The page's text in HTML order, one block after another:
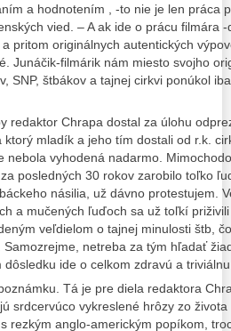
a hodnotením , -to nie je len práca
vied. – A ak ide o prácu filmára
pritom originálnych autentických
Junáčik-filmárik nám miesto svojho
SNP, štbákov a tajnej cirkvi ponúkol
redaktor Chrapa dostal za úlohu
ktorý mladík a jeho tím dostali od r.k.
nebola vyhodená nadarmo.
posledných 30 rokov zarobilo toľko
násilia, už dávno protestujem.
a mučených ľuďoch sa už toľkí
veľdielom o tajnej minulosti štb,
netreba za tým hľadať
ide o celkom zdravú a
Tá je pre diela redaktora
srdcervúco vykreslené hrôzy zo
rezkým anglo-americkým popíkom,